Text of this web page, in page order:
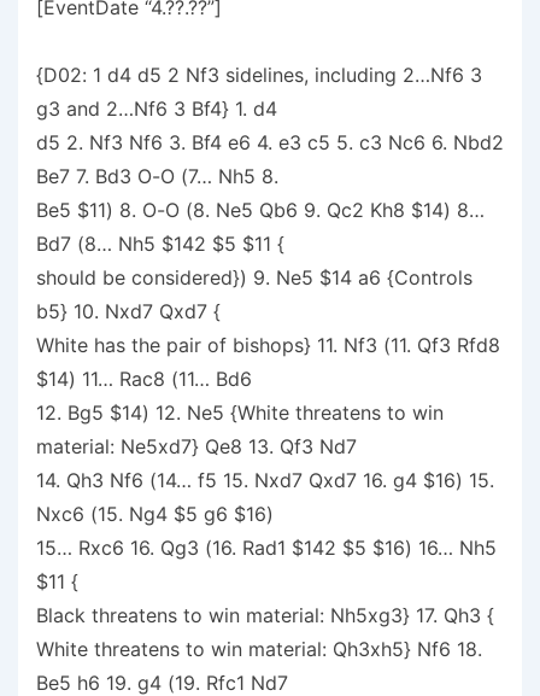
[EventDate “4.??.??”]
{D02: 1 d4 d5 2 Nf3 sidelines, including 2…Nf6 3
g3 and 2…Nf6 3 Bf4} 1. d4
d5 2. Nf3 Nf6 3. Bf4 e6 4. e3 c5 5. c3 Nc6 6. Nbd2
Be7 7. Bd3 O-O (7… Nh5 8.
Be5 $11) 8. O-O (8. Ne5 Qb6 9. Qc2 Kh8 $14) 8…
Bd7 (8… Nh5 $142 $5 $11 {
should be considered}) 9. Ne5 $14 a6 {Controls
b5} 10. Nxd7 Qxd7 {
White has the pair of bishops} 11. Nf3 (11. Qf3 Rfd8
$14) 11… Rac8 (11… Bd6
12. Bg5 $14) 12. Ne5 {White threatens to win
material: Ne5xd7} Qe8 13. Qf3 Nd7
14. Qh3 Nf6 (14… f5 15. Nxd7 Qxd7 16. g4 $16) 15.
Nxc6 (15. Ng4 $5 g6 $16)
15… Rxc6 16. Qg3 (16. Rad1 $142 $5 $16) 16… Nh5
$11 {
Black threatens to win material: Nh5xg3} 17. Qh3 {
White threatens to win material: Qh3xh5} Nf6 18.
Be5 h6 19. g4 (19. Rfc1 Nd7